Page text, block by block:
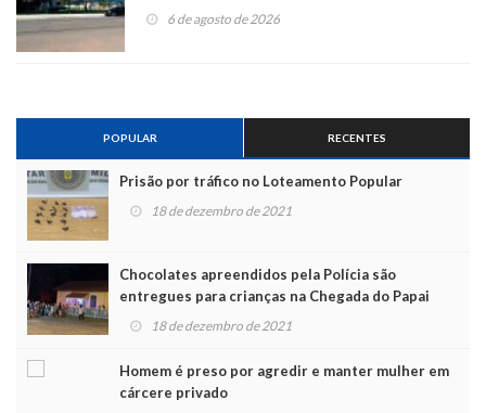
6 de agosto de 2026
POPULAR RECENTES
Prisão por tráfico no Loteamento Popular
18 de dezembro de 2021
Chocolates apreendidos pela Polícia são
entregues para crianças na Chegada do Papai
Noel 18 de dezembro de 2021
Homem é preso por agredir e manter mulher em
cárcere privado